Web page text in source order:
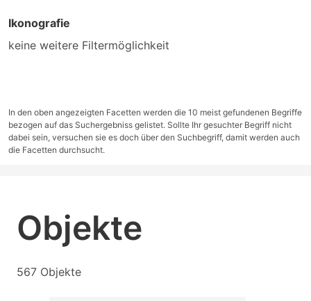
Ikonografie
keine weitere Filtermöglichkeit
In den oben angezeigten Facetten werden die 10 meist gefundenen Begriffe
bezogen auf das Suchergebniss gelistet. Sollte Ihr gesuchter Begriff nicht
dabei sein, versuchen sie es doch über den Suchbegriff, damit werden auch
die Facetten durchsucht.
Objekte
567 Objekte